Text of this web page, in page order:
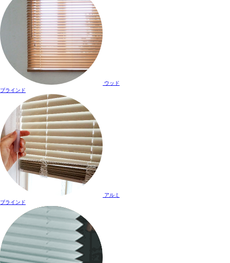
ウッド
ブラインド
アルミ
ブラインド